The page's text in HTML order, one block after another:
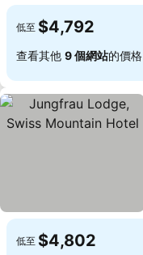
低至 $4,792
查看其他 9 個網站的價格
低至 $4,802